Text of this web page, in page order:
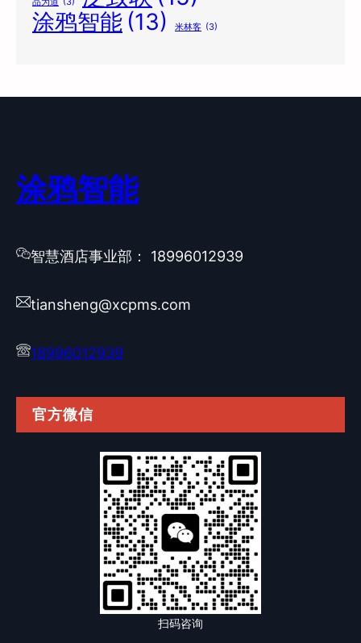
品为道 (3)
涂鸦智能 (13) 米林客 (3)
涂鸦智能
智慧酒店事业部： 18996012939
tiansheng@xcpms.com
18996012939
官方微信
扫码咨询